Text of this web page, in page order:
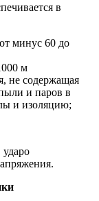
в
минус 60 до
м
не содержащая
и паров в
и изоляцию;